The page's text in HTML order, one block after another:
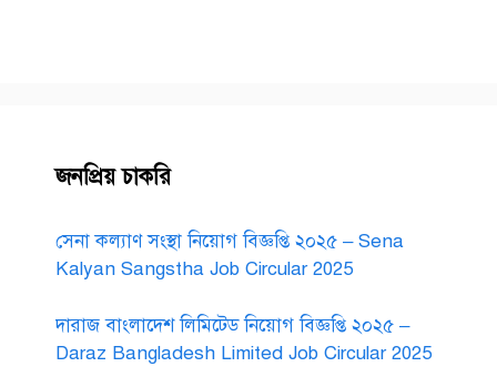
জনপ্রিয় চাকরি
সেনা কল্যাণ সংস্থা নিয়োগ বিজ্ঞপ্তি ২০২৫ – Sena
Kalyan Sangstha Job Circular 2025
দারাজ বাংলাদেশ লিমিটেড নিয়োগ বিজ্ঞপ্তি ২০২৫ –
Daraz Bangladesh Limited Job Circular 2025